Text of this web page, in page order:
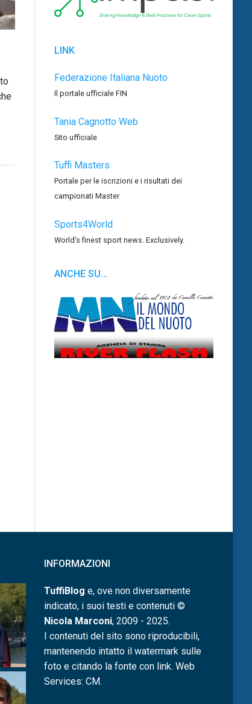
LINK
Federazione Italiana Nuoto
Il portale ufficiale FIN
Tania Cagnotto Web
Sito ufficiale
Tuffi Masters
Portale per le iscrizioni e i risultati dei
campionati Master
Sports4World
World’s finest sport news. Exclusively.
ANCHE SU…
INFORMAZIONI
TuffiBlog e, ove non diversamente
indicato, i suoi testi e contenuti ©
Nicola Marconi, 2009 - 2025.
I contenuti del sito sono riproducibili,
mantenendo intatto il watermark sulle
foto e citando la fonte con link. Web
Services: CM.